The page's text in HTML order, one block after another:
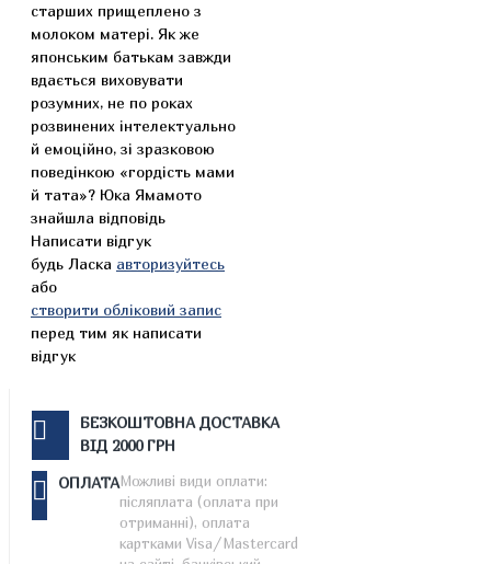
старших прищеплено з
молоком матері. Як же
японським батькам завжди
вдається виховувати
розумних, не по роках
розвинених інтелектуально
й емоційно, зі зразковою
поведінкою «гордість мами
й тата»? Юка Ямамото
знайшла відповідь
Написати відгук
будь Ласка авторизуйтесь
або
створити обліковий запис
перед тим як написати
відгук
БЕЗКОШТОВНА ДОСТАВКА
ВІД 2000 ГРН
ОПЛАТАМожливі види оплати:
післяплата (оплата при
отриманні), оплата
картками Visa/Mastercard